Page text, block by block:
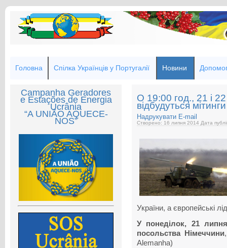
Головна Спілка Українців у Португалії Новини
Campanha Geradores
e Estações de Energia
Ucrânia
“A UNIÃO AQUECE-
NOS”
О 19:00 год., 21 і
відбудуться мітинги
Надрукувати E-mail
Створено: 16 липня 2014 Дата
України, а європейські
У понеділок, 21
посольства Німеччини
Alemanha)